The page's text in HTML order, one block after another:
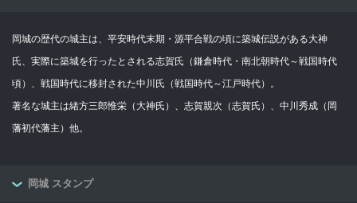
岡城の歴代の城主は、平安時代末期・源平合戦の頃に築城伝説がある大神
氏、実際に築城を行ったとされる志賀氏（鎌倉時代・南北朝時代～戦国時代
頃）、戦国時代に移封された中川氏（戦国時代～江戸時代）。
著名な城主は緒方三郎惟栄（大神氏）、志賀親次（志賀氏）、中川秀成（岡
藩初代藩主）他。
岡城 スタンプ